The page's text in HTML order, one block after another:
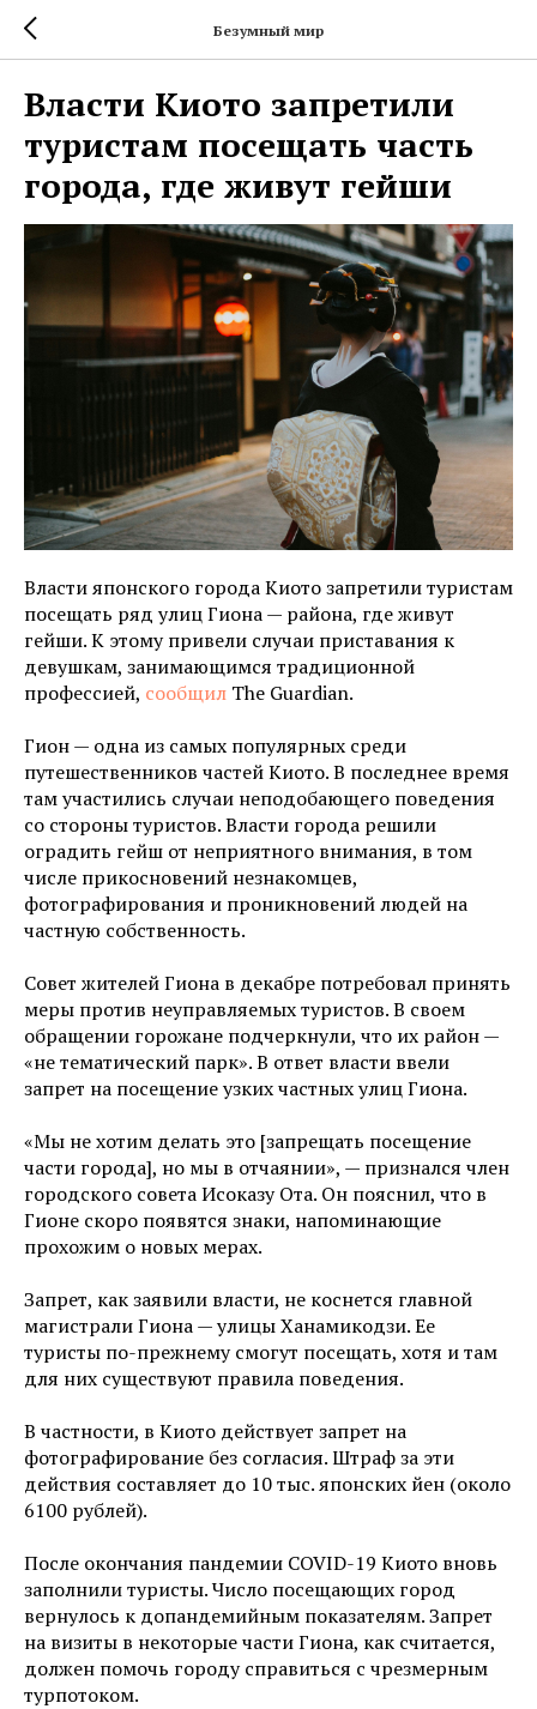
Безумный мир
Власти Киото запретили
туристам посещать часть
города, где живут гейши
Власти японского города Киото запретили туристам
посещать ряд улиц Гиона — района, где живут
гейши. К этому привели случаи приставания к
девушкам, занимающимся традиционной
профессией, сообщил The Guardian.
Гион — одна из самых популярных среди
путешественников частей Киото. В последнее время
там участились случаи неподобающего поведения
со стороны туристов. Власти города решили
оградить гейш от неприятного внимания, в том
числе прикосновений незнакомцев,
фотографирования и проникновений людей на
частную собственность.
Совет жителей Гиона в декабре потребовал принять
меры против неуправляемых туристов. В своем
обращении горожане подчеркнули, что их район —
«не тематический парк». В ответ власти ввели
запрет на посещение узких частных улиц Гиона.
«Мы не хотим делать это [запрещать посещение
части города], но мы в отчаянии», — признался член
городского совета Исоказу Ота. Он пояснил, что в
Гионе скоро появятся знаки, напоминающие
прохожим о новых мерах.
Запрет, как заявили власти, не коснется главной
магистрали Гиона — улицы Ханамикодзи. Ее
туристы по-прежнему смогут посещать, хотя и там
для них существуют правила поведения.
В частности, в Киото действует запрет на
фотографирование без согласия. Штраф за эти
действия составляет до 10 тыс. японских йен (около
6100 рублей).
После окончания пандемии COVID-19 Киото вновь
заполнили туристы. Число посещающих город
вернулось к допандемийным показателям. Запрет
на визиты в некоторые части Гиона, как считается,
должен помочь городу справиться с чрезмерным
турпотоком.